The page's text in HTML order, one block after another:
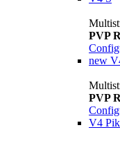
PVP
new
PVP
V4